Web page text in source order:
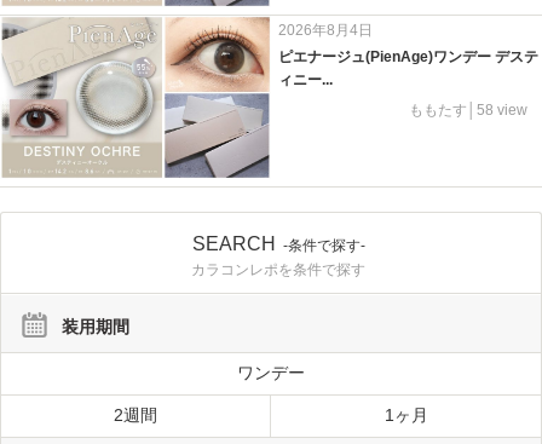
2026年8月4日
ピエナージュ(PienAge)ワンデー デステ
ィニー...
ももたす│58 view
SEARCH
-条件で探す-
カラコンレポを条件で探す
装用期間
ワンデー
2週間 1ヶ月